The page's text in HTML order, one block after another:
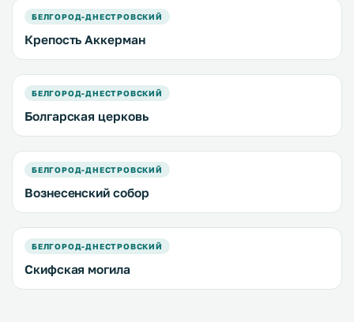
БЕЛГОРОД-ДНЕСТРОВСКИЙ
Крепость Аккерман
БЕЛГОРОД-ДНЕСТРОВСКИЙ
Болгарская церковь
БЕЛГОРОД-ДНЕСТРОВСКИЙ
Вознесенский собор
БЕЛГОРОД-ДНЕСТРОВСКИЙ
Скифская могила